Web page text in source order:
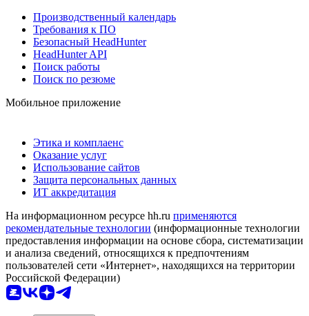
Производственный календарь
Требования к ПО
Безопасный HeadHunter
HeadHunter API
Поиск работы
Поиск по резюме
Мобильное приложение
Этика и комплаенс
Оказание услуг
Использование сайтов
Защита персональных данных
ИТ аккредитация
На информационном ресурсе hh.ru применяются
рекомендательные технологии (информационные технологии
предоставления информации на основе сбора, систематизации
и анализа сведений, относящихся к предпочтениям
пользователей сети «Интернет», находящихся на территории
Российской Федерации)